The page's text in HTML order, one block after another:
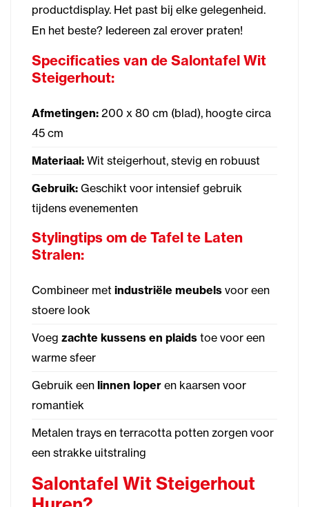
productdisplay. Het past bij elke gelegenheid.
En het beste? Iedereen zal erover praten!
Specificaties van de Salontafel Wit
Steigerhout:
Afmetingen: 200 x 80 cm (blad), hoogte circa
45 cm
Materiaal: Wit steigerhout, stevig en robuust
Gebruik: Geschikt voor intensief gebruik
tijdens evenementen
Stylingtips om de Tafel te Laten
Stralen:
Combineer met industriële meubels voor een
stoere look
Voeg zachte kussens en plaids toe voor een
warme sfeer
Gebruik een linnen loper en kaarsen voor
romantiek
Metalen trays en terracotta potten zorgen voor
een strakke uitstraling
Salontafel Wit Steigerhout